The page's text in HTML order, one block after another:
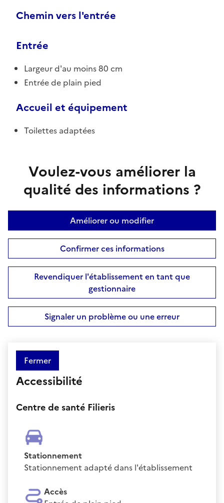
Chemin vers l'entrée
Entrée
Largeur d'au moins 80 cm
Entrée de plain pied
Accueil et équipement
Toilettes adaptées
Voulez-vous améliorer la
qualité des informations ?
Améliorer ou modifier
Confirmer ces informations
Revendiquer l'établissement en tant que
gestionnaire
Signaler un problème ou une erreur
Fermer
Accessibilité
Centre de santé Filieris
Stationnement
Stationnement adapté dans l'établissement
Accès